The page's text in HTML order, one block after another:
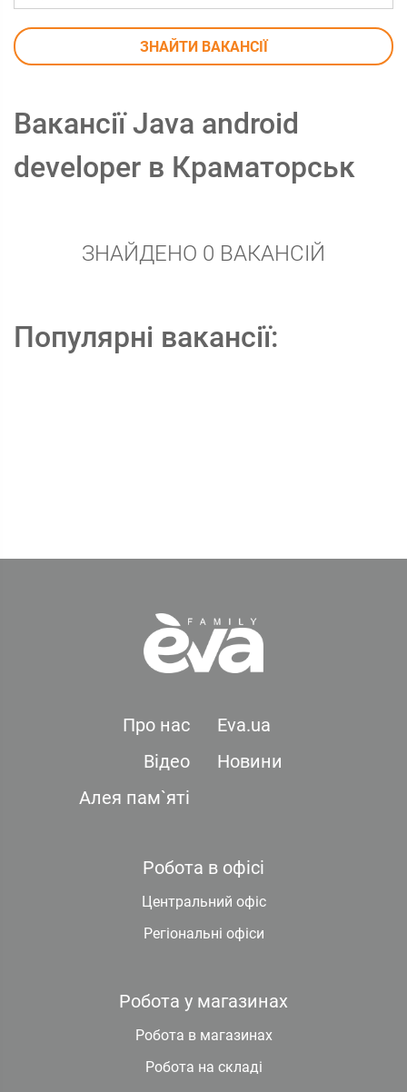
ЗНАЙТИ ВАКАНСІЇ
Вакансії Java android
developer в Краматорськ
ЗНАЙДЕНО 0 ВАКАНСІЙ
Популярні вакансії:
Про нас
Eva.ua
Відео
Новини
Алея пам`яті
Робота в офісі
Центральний офіс
Регіональні офіси
Робота у магазинах
Робота в магазинах
Робота на складі